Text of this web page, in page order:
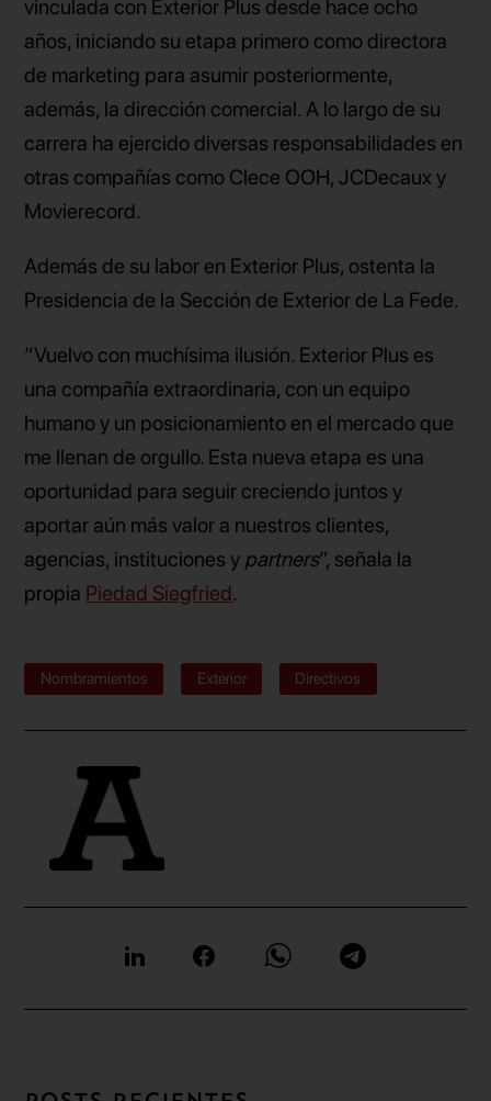
vinculada con Exterior Plus desde hace ocho
años, iniciando su etapa primero como directora
de marketing para asumir posteriormente,
además, la dirección comercial. A lo largo de su
carrera ha ejercido diversas responsabilidades en
otras compañías como Clece OOH, JCDecaux y
Movierecord.
Además de su labor en Exterior Plus, ostenta la
Presidencia de la Sección de Exterior de La Fede.
“Vuelvo con muchísima ilusión. Exterior Plus es
una compañía extraordinaria, con un equipo
humano y un posicionamiento en el mercado que
me llenan de orgullo. Esta nueva etapa es una
oportunidad para seguir creciendo juntos y
aportar aún más valor a nuestros clientes,
agencias, instituciones y partners”, señala la
propia Piedad Siegfried.
Nombramientos Exterior Directivos